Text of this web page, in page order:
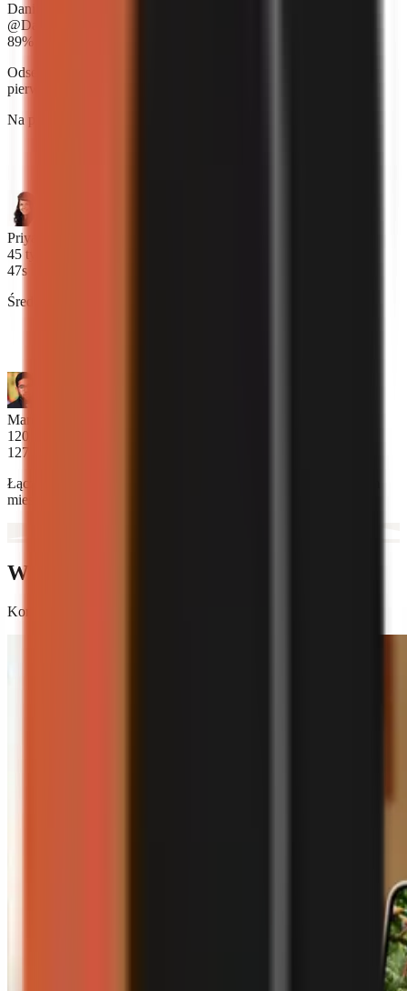
Daniel Kowalski
@DanKowalski
89%
Odsetek twórców, którzy zgłaszają wzrost przychodów w ciągu
pierwszego miesiąca.
Na podstawie ankiety twórców, styczeń 2025
Priya Naidu
45 tys. subskrybentów
47s
Średni czas tworzenia kompletnego filmu z samego tematu.
Marcus Oyelaran
120 tys. subskrybentów
127 000 $
Łączna kwota zarobiona przez twórców GoFaceless tylko w tym
miesiącu.
Wszystko, czego potrzebujesz
Kompletny silnik wideo — od skryptu do finalnego montażu.